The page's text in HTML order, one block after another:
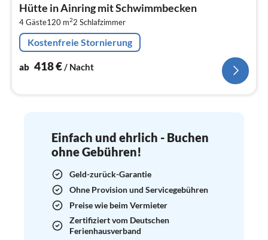
Hütte in Ainring mit Schwimmbecken
4 Gäste120 m22 Schlafzimmer
Kostenfreie Stornierung
ab 418€/ Nacht
Einfach und ehrlich - Buchen
ohne Gebühren!
Geld-zurück-Garantie
Ohne Provision und Servicegebühren
Preise wie beim Vermieter
Zertifiziert vom Deutschen
Ferienhausverband